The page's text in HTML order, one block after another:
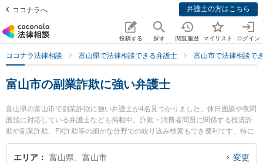
ココナラへ 弁護士の方はこちら
投稿する 探す 閲覧履歴 マイリスト ログイン
ココナラ法律相談 富山県で法律相談できる弁護士 富山市で法律相談で
富山市の副業詐欺に強い弁護士
富山県の富山市で副業詐欺に強い弁護士が4名見つかりました。休日面談や夜間
面談に対応している弁護士なども掲載中。詐欺・消費者問題に関係する投資詐
欺や副業詐欺、FX詐欺等の細かな分野での絞り込み検索もでき便利です。特に
山田・中山法律事務所の中山 敦雄弁護士や山田・中山法律事務所の板屋 康平弁
護士、嘉義総合法律事務所の嘉義 亮太弁護士のプロフィール情報や弁護士費
エリア 富山県、富山市 変更